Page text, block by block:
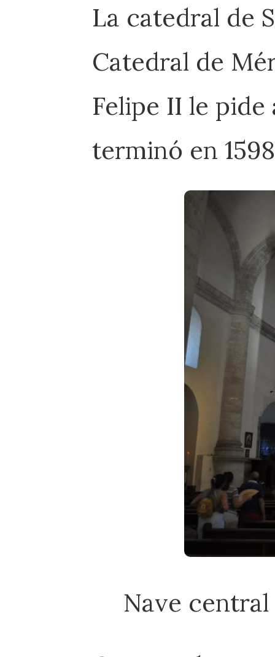
La catedral de
Catedral de
Felipe II le
terminó en
Nave